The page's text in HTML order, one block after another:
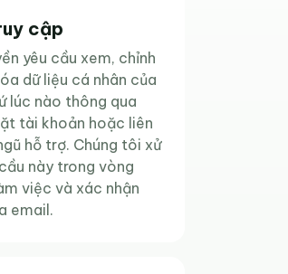
cập
yêu cầu xem, chỉnh
dữ liệu cá nhân của
lúc nào thông qua
tài khoản hoặc liên
hỗ trợ. Chúng tôi xử
này trong vòng
việc và xác nhận
email.